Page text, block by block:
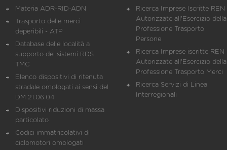
Materia ADR-RID-ADN
Trasporto delle merci
deperibili - ATP
Database delle località a
supporto dei sistemi RDS
TMC
Elenco dispositivi di ritenuta
stradale omologati ai sensi del
DM 21.06.04
Dispositivi riduzioni di massa
particolato
Codici immatricolativi di
ciclomotori omologati
Ricerca Imprese Iscritte REN
Autorizzate all'Esercizio della
Professione Trasporto
Persone
Ricerca Imprese iscritte REN
Autorizzate all'Esercizio della
Professione Trasporto Merci
Ricerca Servizi di Linea
Interregionali